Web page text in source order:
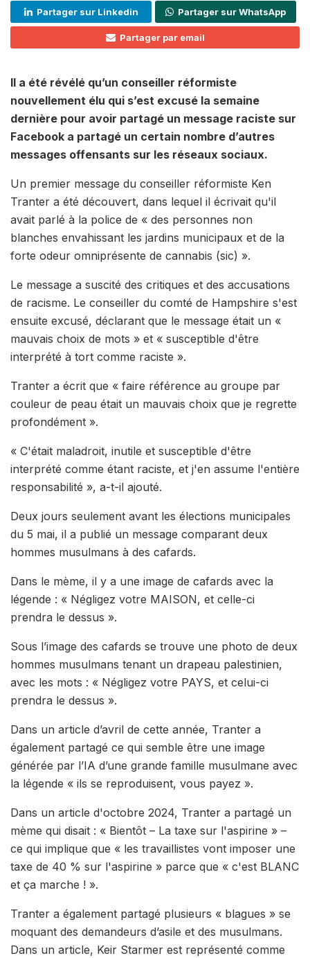
Partager sur Linkedin Partager sur WhatsApp
Partager par email
Il a été révélé qu’un conseiller réformiste
nouvellement élu qui s’est excusé la semaine
dernière pour avoir partagé un message raciste sur
Facebook a partagé un certain nombre d’autres
messages offensants sur les réseaux sociaux.
Un premier message du conseiller réformiste Ken
Tranter a été découvert, dans lequel il écrivait qu'il
avait parlé à la police de « des personnes non
blanches envahissant les jardins municipaux et de la
forte odeur omniprésente de cannabis (sic) ».
Le message a suscité des critiques et des accusations
de racisme. Le conseiller du comté de Hampshire s'est
ensuite excusé, déclarant que le message était un «
mauvais choix de mots » et « susceptible d'être
interprété à tort comme raciste ».
Tranter a écrit que « faire référence au groupe par
couleur de peau était un mauvais choix que je regrette
profondément ».
« C'était maladroit, inutile et susceptible d'être
interprété comme étant raciste, et j'en assume l'entière
responsabilité », a-t-il ajouté.
Deux jours seulement avant les élections municipales
du 5 mai, il a publié un message comparant deux
hommes musulmans à des cafards.
Dans le mème, il y a une image de cafards avec la
légende : « Négligez votre MAISON, et celle-ci
prendra le dessus ».
Sous l’image des cafards se trouve une photo de deux
hommes musulmans tenant un drapeau palestinien,
avec les mots : « Négligez votre PAYS, et celui-ci
prendra le dessus ».
Dans un article d’avril de cette année, Tranter a
également partagé ce qui semble être une image
générée par l’IA d’une grande famille musulmane avec
la légende « ils se reproduisent, vous payez ».
Dans un article d'octobre 2024, Tranter a partagé un
mème qui disait : « Bientôt – La taxe sur l'aspirine » –
ce qui implique que « les travaillistes vont imposer une
taxe de 40 % sur l'aspirine » parce que « c'est BLANC
et ça marche ! ».
Tranter a également partagé plusieurs « blagues » se
moquant des demandeurs d’asile et des musulmans.
Dans un article, Keir Starmer est représenté comme